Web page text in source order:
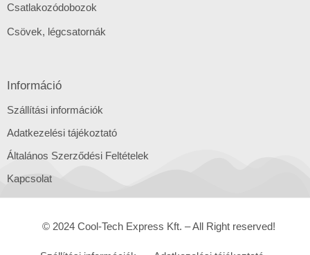
Csatlakozódobozok
Csövek, légcsatornák
Információ
Szállítási információk
Adatkezelési tájékoztató
Általános Szerződési Feltételek
Kapcsolat
© 2024 Cool-Tech Express Kft. – All Right reserved!